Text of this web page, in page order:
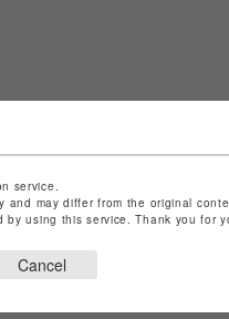
service.
may differ from the original
using this service. Thank you for
Cancel